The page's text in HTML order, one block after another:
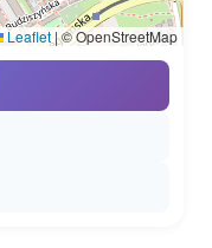
Leaflet |© OpenStreetMap